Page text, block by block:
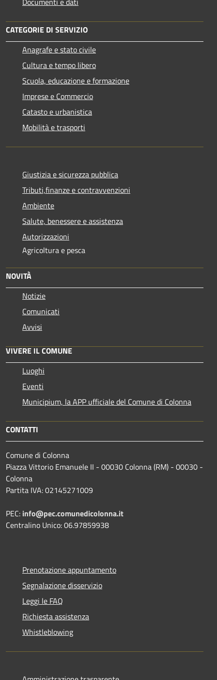
CATEGORIE DI SERVIZIO
Anagrafe e stato civile
Cultura e tempo libero
Scuola, educazione e formazione
Imprese e Commercio
Catasto e urbanistica
Mobilità e trasporti
Giustizia e sicurezza pubblica
Tributi,finanze e contravvenzioni
Ambiente
Salute, benessere e assistenza
Autorizzazioni
Agricoltura e pesca
NOVITÀ
Notizie
Comunicati
Avvisi
VIVERE IL COMUNE
Luoghi
Eventi
Municipium, la APP ufficiale del Comune di Colonna
CONTATTI
Comune di Colonna
Piazza Vittorio Emanuele II - 00030 Colonna (RM) - 00030 -
Colonna
Partita IVA: 02145271009
PEC: info@pec.comunedicolonna.it
Centralino Unico: 06.97859938
Prenotazione appuntamento
Segnalazione disservizio
Leggi le FAQ
Richiesta assistenza
Whistleblowing